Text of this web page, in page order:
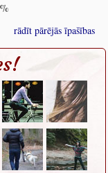
rādīt pārējās īpašības